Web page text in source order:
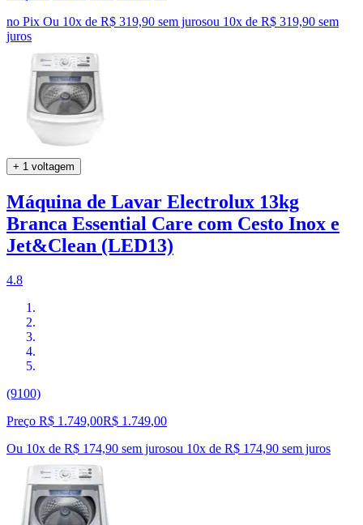
no Pix Ou 10x de R$ 319,90 sem jurosou 10x de R$ 319,90 sem
juros
+ 1 voltagem
Máquina de Lavar Electrolux 13kg
Branca Essential Care com Cesto Inox e
Jet&Clean (LED13)
4.8
(9100)
Preço R$ 1.749,00R$ 1.749,00
Ou 10x de R$ 174,90 sem jurosou 10x de R$ 174,90 sem juros